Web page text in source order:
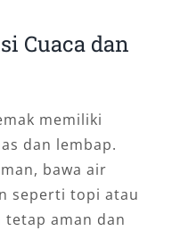
Cuaca dan
memiliki
dan lembap.
bawa air
seperti topi atau
aman dan